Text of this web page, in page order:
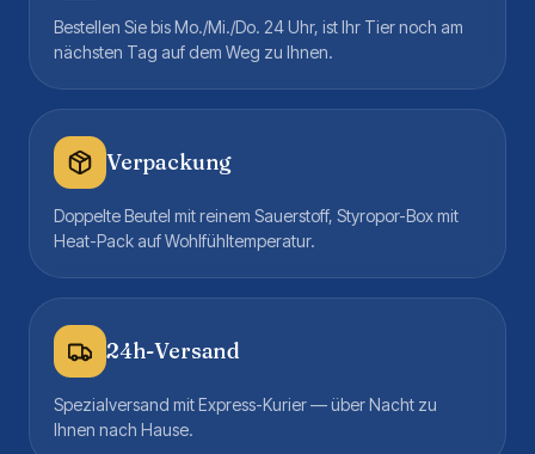
Bestellen Sie bis Mo./Mi./Do. 24 Uhr, ist Ihr Tier noch am
nächsten Tag auf dem Weg zu Ihnen.
Verpackung
Doppelte Beutel mit reinem Sauerstoff, Styropor-Box mit
Heat-Pack auf Wohlfühltemperatur.
24h-Versand
Spezialversand mit Express-Kurier — über Nacht zu
Ihnen nach Hause.